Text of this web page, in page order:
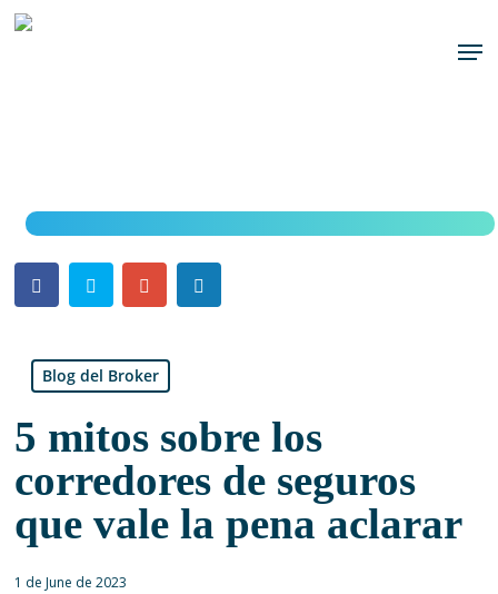
Skip
to
Blog del Broker
5 mitos sobre los
corredores de seguros
que vale la pena aclarar
1 de June de 2023